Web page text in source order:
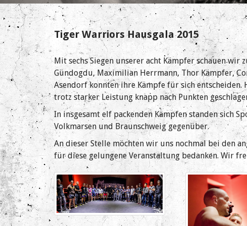
Tiger Warriors Hausgala 2015
Mit sechs Siegen unserer acht Kämpfer schauen wir
Gündogdu, Maximilian Herrmann, Thor Kämpfer,
Asendorf konnten ihre Kämpfe für sich entscheiden.
trotz starker Leistung knapp nach Punkten
In insgesamt elf packenden Kämpfen standen sich
Volkmarsen und Braunschweig gegenüber.
An dieser Stelle möchten wir uns nochmal bei den
für diese gelungene Veranstaltung bedanken. Wir